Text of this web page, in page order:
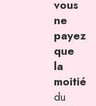
vous
ne
payez
que
la
moitié
du